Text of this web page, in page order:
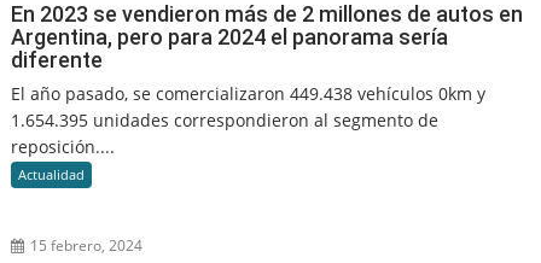
En 2023 se vendieron más de 2 millones de autos en
Argentina, pero para 2024 el panorama sería
diferente
El año pasado, se comercializaron 449.438 vehículos 0km y
1.654.395 unidades correspondieron al segmento de
reposición....
Actualidad
15 febrero, 2024